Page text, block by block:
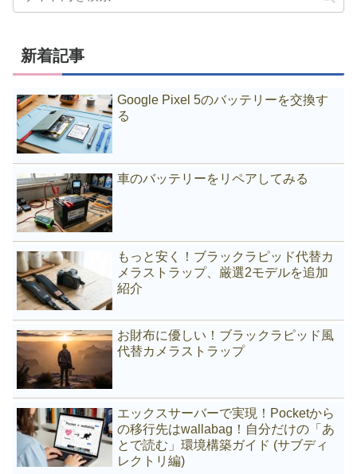
新着記事
Google Pixel 5のバッテリーを交換す
る
車のバッテリーをリペアしてみる
もっと安く！ブラックラピッド代替カ
メラストラップ、厳選2モデルを追加
紹介
お財布に優しい！ブラックラピッド風
代替カメラストラップ
エックスサーバーで実現！Pocketから
の移行先はwallabag！自分だけの「あ
とで読む」環境構築ガイド (サブディ
レクトリ編)